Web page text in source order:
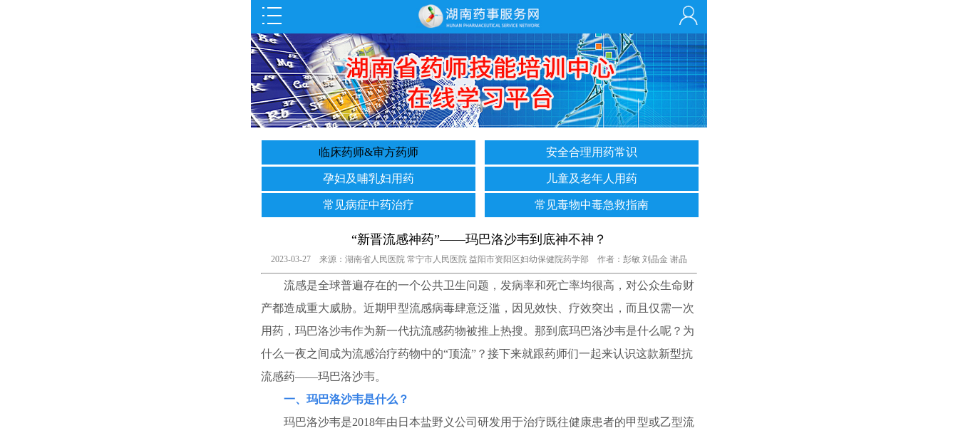
临床药师&审方药师 安全合理用药常识
孕妇及哺乳妇用药 儿童及老年人用药
常见病症中药治疗 常见毒物中毒急救指南
“新晋流感神药”——玛巴洛沙韦到底神不神？
2023-03-27 来源：湖南省人民医院 常宁市人民医院 益阳市资阳区妇幼保健院药学部 作者：彭敏 刘晶金 谢晶
流感是全球普遍存在的一个公共卫生问题，发病率和死亡率均很高，对公众生命财
产都造成重大威胁。近期甲型流感病毒肆意泛滥，因见效快、疗效突出，而且仅需一次
用药，玛巴洛沙韦作为新一代抗流感药物被推上热搜。那到底玛巴洛沙韦是什么呢？为
什么一夜之间成为流感治疗药物中的“顶流”？接下来就跟药师们一起来认识这款新型抗
流感药——玛巴洛沙韦。
一、玛巴洛沙韦是什么？
玛巴洛沙韦是2018年由日本盐野义公司研发用于治疗既往健康患者的甲型或乙型流